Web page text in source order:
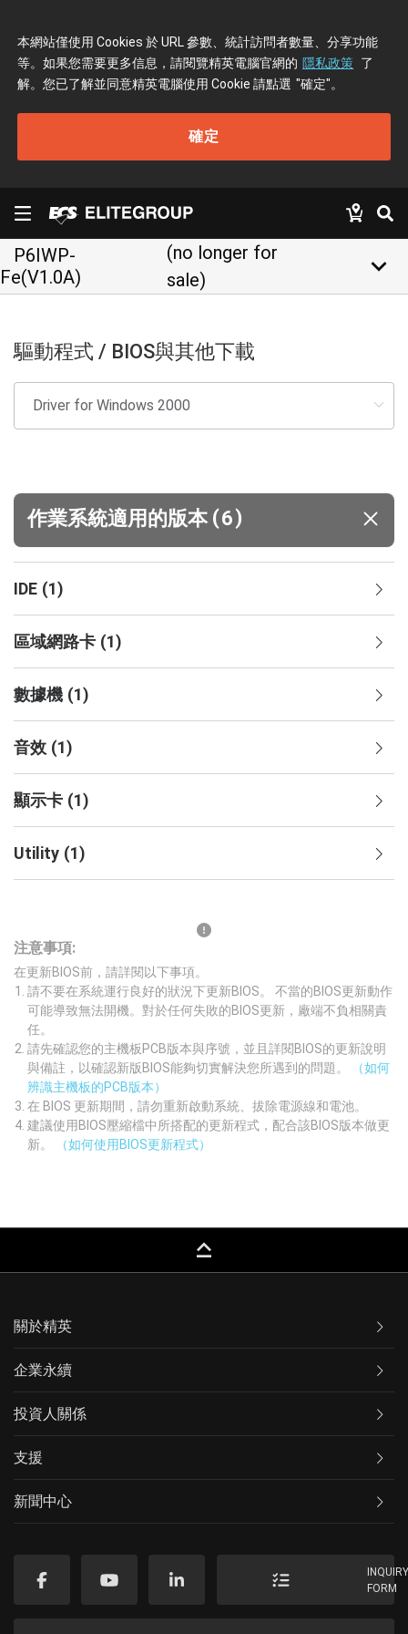
本網站僅使用 Cookies 於 URL 參數、統計訪問者數量、分享功能
等。如果您需要更多信息，請閱覽精英電腦官網的 隱私政策 了
解。您已了解並同意精英電腦使用 Cookie 請點選 "確定"。
確定
P6IWP-
Fe(V1.0A)
(no longer for
sale)
keyboard_arrow_down
驅動程式 / BIOS與其他下載
作業系統適用的版本 (6)
IDE (1)
區域網路卡 (1)
數據機 (1)
音效 (1)
顯示卡 (1)
Utility (1)
注意事項:
在更新BIOS前，請詳閱以下事項。
請不要在系統運行良好的狀況下更新BIOS。 不當的BIOS更新動作
可能導致無法開機。對於任何失敗的BIOS更新，廠端不負相關責
任。
請先確認您的主機板PCB版本與序號，並且詳閱BIOS的更新說明
與備註，以確認新版BIOS能夠切實解決您所遇到的問題。
（如何
辨識主機板的PCB版本）
在 BIOS 更新期間，請勿重新啟動系統、拔除電源線和電池。
建議使用BIOS壓縮檔中所搭配的更新程式，配合該BIOS版本做更
新。
（如何使用BIOS更新程式）
keyboard_capslock
關於精英
企業永續
投資人關係
支援
新聞中心
FORM